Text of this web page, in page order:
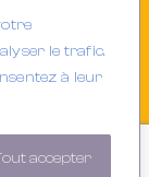
le trafic.
à leur
accepter
réservés.